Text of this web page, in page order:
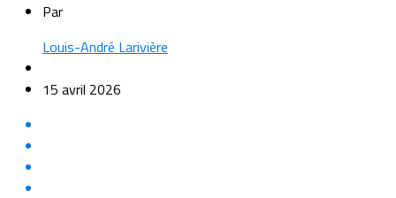
Par
Louis-André Larivière
15 avril 2026